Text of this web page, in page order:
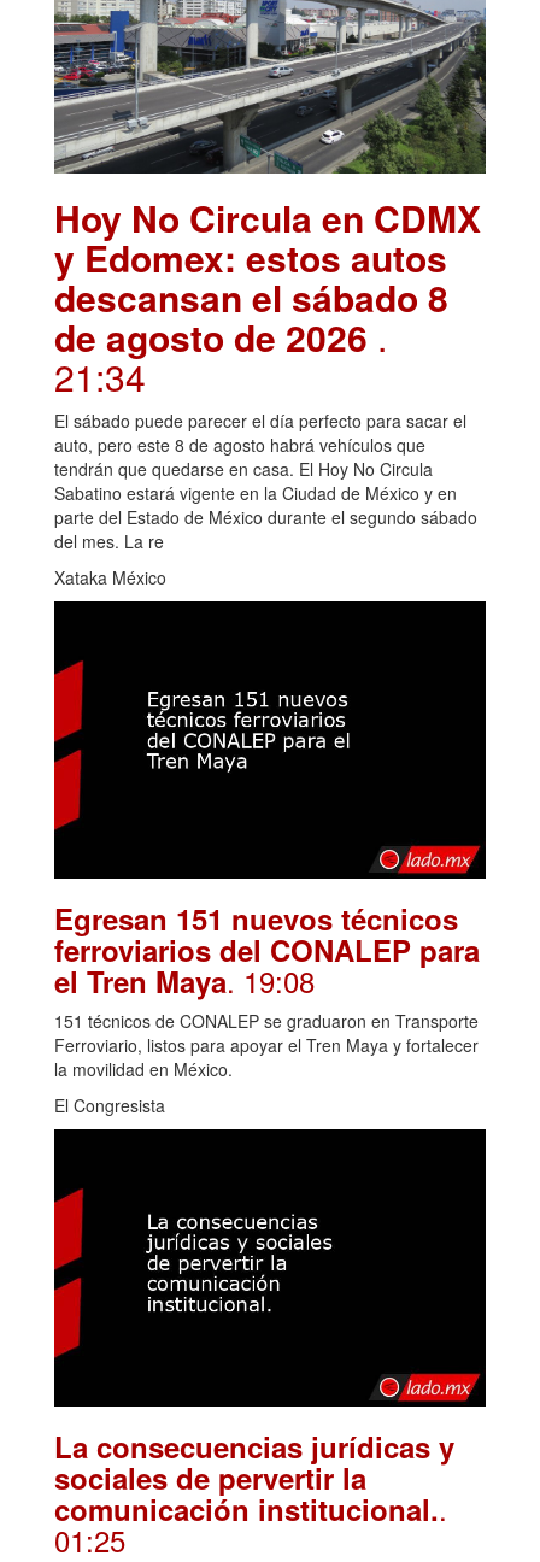
Hoy No Circula en CDMX
y Edomex: estos autos
descansan el sábado 8
de agosto de 2026 .
21:34
El sábado puede parecer el día perfecto para sacar el
auto, pero este 8 de agosto habrá vehículos que
tendrán que quedarse en casa. El Hoy No Circula
Sabatino estará vigente en la Ciudad de México y en
parte del Estado de México durante el segundo sábado
del mes. La re
Xataka México
Egresan 151 nuevos técnicos
ferroviarios del CONALEP para
el Tren Maya. 19:08
151 técnicos de CONALEP se graduaron en Transporte
Ferroviario, listos para apoyar el Tren Maya y fortalecer
la movilidad en México.
El Congresista
La consecuencias jurídicas y
sociales de pervertir la
comunicación institucional..
01:25